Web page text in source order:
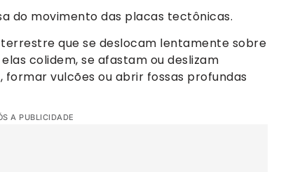
do movimento das placas tectônicas.
que se deslocam lentamente sobre
colidem, se afastam ou deslizam
vulcões ou abrir fossas profundas
A PUBLICIDADE